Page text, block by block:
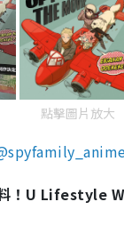
點擊圖片放大
！U Lifestyle